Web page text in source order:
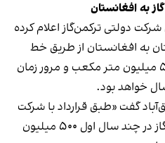
دولتی ترکمن‌گاز اعلام کرده
به افغانستان از طریق خط
لوله گاز تاپی، در مرحله اول ۵۰۰ میلیون متر مکعب و مرور زمان
گفت «طبق قرارداد با شرکت
گاز افغانستان، حجم صادرات گاز در چند سال اول ۵۰۰ میلیون